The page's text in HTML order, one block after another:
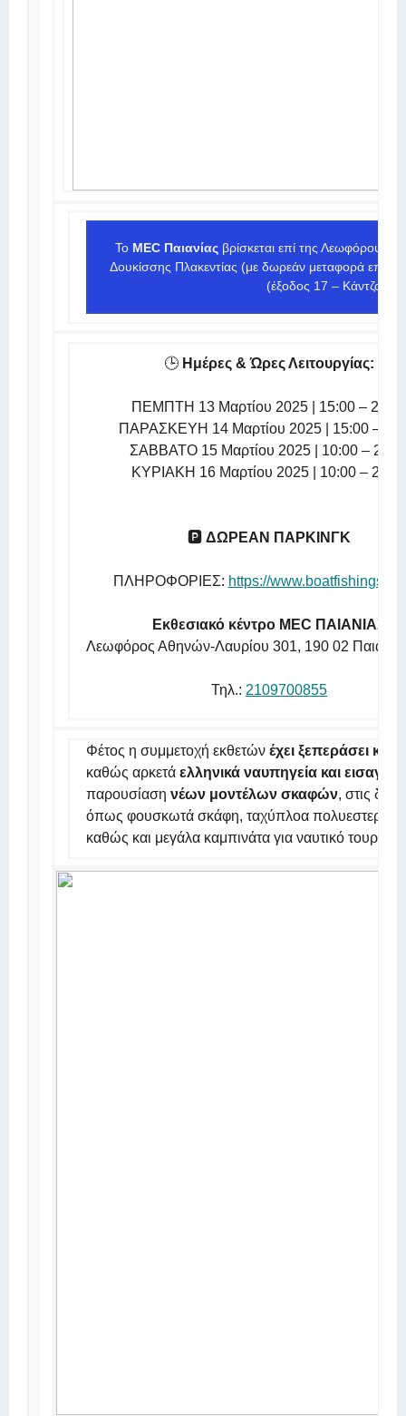
Το MEC Παιανίας βρίσκεται επί της Λεωφόρου
Δουκίσσης Πλακεντίας (με δωρεάν μεταφορά
(έξοδος 17 – Κάντζα).
🕒 Ημέρες & Ώρες Λειτουργίας:
ΠΕΜΠΤΗ 13 Μαρτίου 2025 | 15:00 – 21.00
ΠΑΡΑΣΚΕΥΗ 14 Μαρτίου 2025 | 15:00 –
ΣΑΒΒΑΤΟ 15 Μαρτίου 2025 | 10:00 –
ΚΥΡΙΑΚΗ 16 Μαρτίου 2025 | 10:00 –
🅿️ ΔΩΡΕΑΝ ΠΑΡΚΙΝΓΚ
ΠΛΗΡΟΦΟΡΙΕΣ: https://
Εκθεσιακό κέντρο MEC ΠΑΙΑΝΙΑΣ
Λεωφόρος Αθηνών-Λαυρίου 301, 190 02 Παιανία
Τηλ.: 2109700855
Φέτος η συμμετοχή εκθετών έχει ξεπεράσει
καθώς αρκετά ελληνικά ναυπηγεία και
παρουσίαση νέων μοντέλων σκαφών, στις
όπως φουσκωτά σκάφη, ταχύπλοα πολυεστερικά,
καθώς και μεγάλα καμπινάτα για ναυτικό